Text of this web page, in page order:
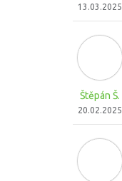
13.03.2025
Štěpán Š.
20.02.2025